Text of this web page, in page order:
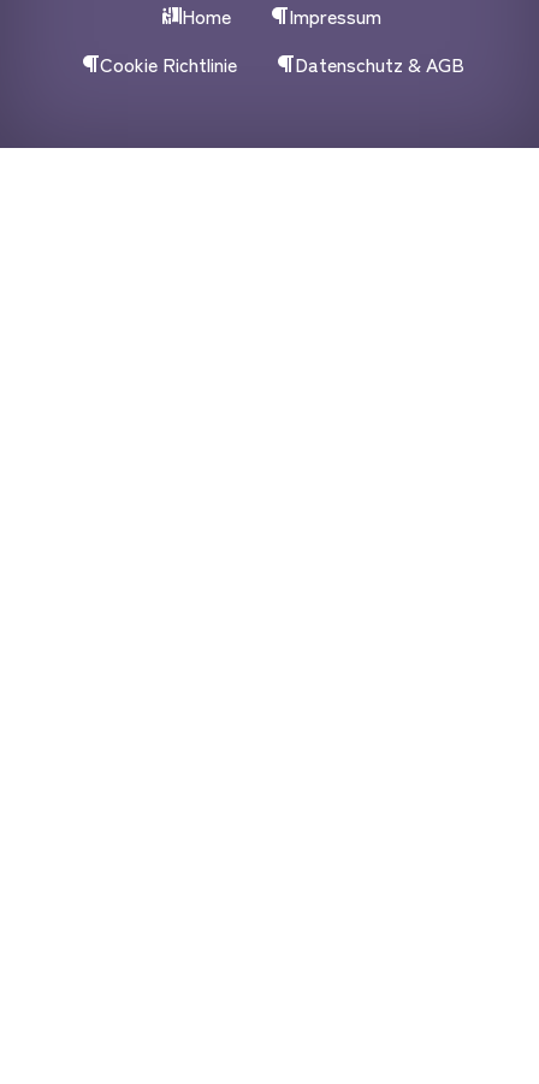
Home
Impressum
Cookie Richtlinie
Datenschutz & AGB